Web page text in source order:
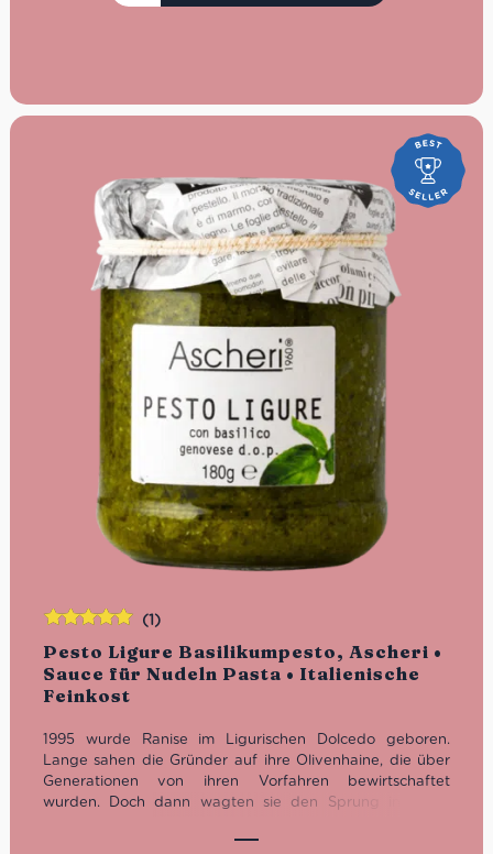
Pesto Ligure Basilikumpesto, Ascheri •
Sauce für Nudeln Pasta • Italienische
Feinkost
(1)
1995 wurde Ranise im Ligurischen Dolcedo geboren.
Lange sahen die Gründer auf ihre Olivenhaine, die über
Generationen von ihren Vorfahren bewirtschaftet
wurden. Doch dann wagten sie den Sprung ins kalte
Pressung bis zur Verpackung machten die mutigen
mit5.00 von
5